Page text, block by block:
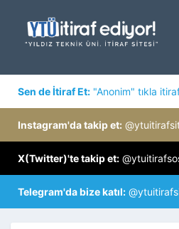
Sen de İtiraf Et: "Anonim" tıkla
Instagram'da takip et:
X(Twitter)'te takip et:
Telegram'da bize katıl: